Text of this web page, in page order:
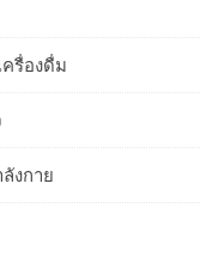
รื่องดื่ม
งกาย